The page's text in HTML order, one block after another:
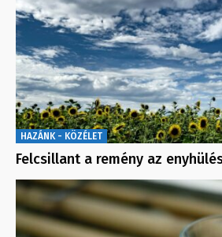
HAZÁNK - KÖZÉLET
Felcsillant a remény az